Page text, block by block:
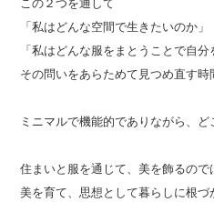
「私はどんな空間で生きたいのか」
「私はどんな服をまとうことで自分
その問いをあらためて見つめ直す時
ミニマルで機能的でありながら、
住まいと服を通じて、美を飾るので
美を育て、思想として暮らしに根づ